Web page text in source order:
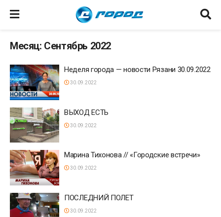
Месяц: Сентябрь 2022
Неделя города — новости Рязани 30.09.2022
30.09.2022
ВЫХОД ЕСТЬ
30.09.2022
Марина Тихонова // «Городские встречи»
30.09.2022
ПОСЛЕДНИЙ ПОЛЕТ
30.09.2022